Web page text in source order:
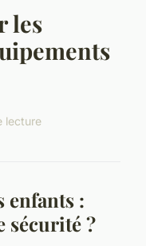
les
lecture
enfants :
sécurité ?